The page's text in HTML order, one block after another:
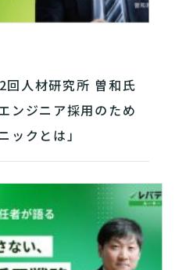
回人材研究所 曽和氏
ンジニア採用のため
ックとは」